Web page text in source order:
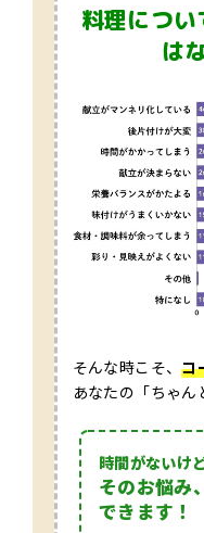
料理につ
は
そんな時こそ、コ
あなたの「ちゃん
時間がないけ
そのお悩み
できます！